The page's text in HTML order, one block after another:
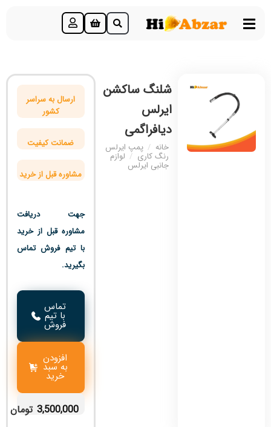
شلنگ ساکشن
ایرلس
دیافراگمی
خانه / پمپ ایرلس
رنگ کاری / لوازم
جانبی ایرلس
ارسال به سراسر
کشور
ضمانت کیفیت
مشاوره قبل از خرید
جهت دریافت
مشاوره قبل از خرید
با تیم فروش تماس
بگیرید.
تماس
با تیم
فروش
افزودن
به سبد
خرید
3,500,000 تومان